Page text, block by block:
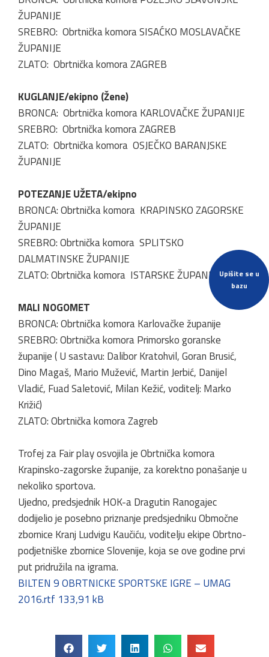
Upišite se u
bazu
ŽUPANIJE
SREBRO: Obrtnička komora SISAĆKO MOSLAVAČKE
ŽUPANIJE
ZLATO: Obrtnička komora ZAGREB
KUGLANJE/ekipno (Žene)
BRONCA: Obrtnička komora KARLOVAČKE ŽUPANIJE
SREBRO: Obrtnička komora ZAGREB
ZLATO: Obrtnička komora OSJEČKO BARANJSKE
ŽUPANIJE
POTEZANJE UŽETA/ekipno
BRONCA: Obrtnička komora KRAPINSKO ZAGORSKE
ŽUPANIJE
SREBRO: Obrtnička komora SPLITSKO
DALMATINSKE ŽUPANIJE
ZLATO: Obrtnička komora ISTARSKE ŽUPANIJE
MALI NOGOMET
BRONCA: Obrtnička komora Karlovačke županije
SREBRO: Obrtnička komora Primorsko goranske
županije ( U sastavu: Dalibor Kratohvil, Goran Brusić,
Dino Magaš, Mario Mužević, Martin Jerbić, Danijel
Vladić, Fuad Saletović, Milan Kežić, voditelj: Marko
Križić)
ZLATO: Obrtnička komora Zagreb
Trofej za Fair play osvojila je Obrtnička komora
Krapinsko-zagorske županije, za korektno ponašanje u
nekoliko sportova.
Ujedno, predsjednik HOK-a Dragutin Ranogajec
dodijelio je posebno priznanje predsjedniku Območne
zbornice Kranj Ludvigu Kaučiću, voditelju ekipe Obrtno-
podjetniške zbornice Slovenije, koja se ove godine prvi
put pridružila na igrama.
BILTEN 9 OBRTNICKE SPORTSKE IGRE – UMAG
2016.rtf 133,91 kB